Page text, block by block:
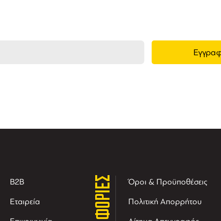
B2B
Εταιρεία
Όροι & Προϋποθέσεις
Πολιτική Απορρήτου